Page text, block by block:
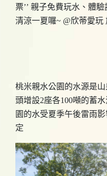
桃米親水公園的水源是
頭增設2座各100噸的蓄
園的水受夏季午後雷雨
定